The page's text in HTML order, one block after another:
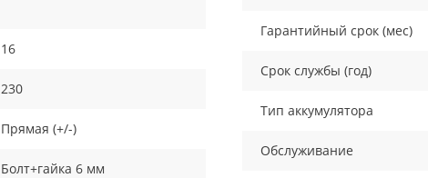
16
230
Прямая (+/-)
Болт+гайка 6 мм
Гарантийный срок (мес)
Срок службы (год)
Тип аккумулятора
Обслуживание